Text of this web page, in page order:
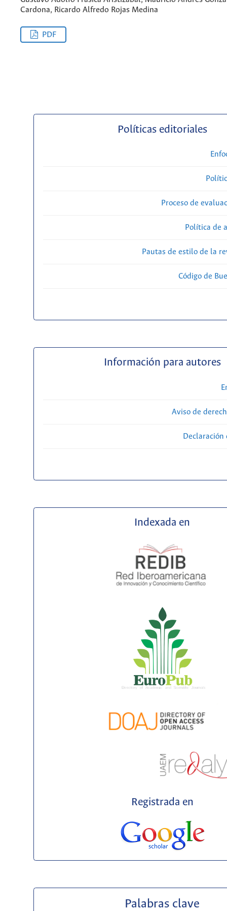
Cardona, Ricardo Alfredo Rojas Medina
PDF
Políticas editoriales
Proceso de
Política de
Pautas de estilo de la
Código de
Información para autores
Aviso de
Indexada en
Registrada en
Palabras clave